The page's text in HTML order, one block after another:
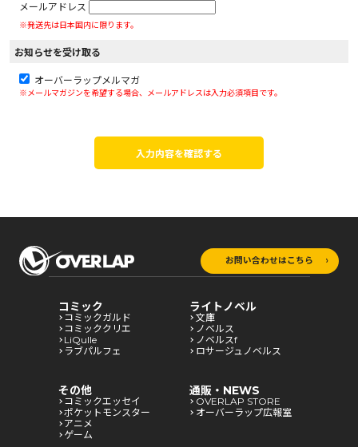
メールアドレス
※発送先は日本国内に限ります。
お知らせを受け取る
オーバーラップメルマガ
※メールマガジンを希望する場合、メールアドレスは入力必須項目です。
入力内容を確認する
お問い合わせはこちら
コミック
コミックガルド
コミッククリエ
LiQulle
ラブパルフェ
ライトノベル
文庫
ノベルス
ノベルスf
ロサージュノベルス
その他
コミックエッセイ
ポケットモンスター
アニメ
ゲーム
通販・NEWS
OVERLAP STORE
オーバーラップ広報室